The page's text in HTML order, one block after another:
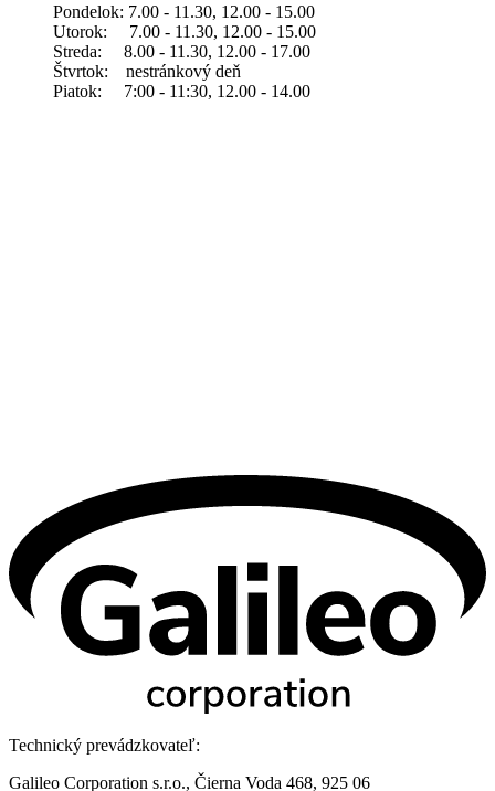
Pondelok: 7.00 - 11.30, 12.00 - 15.00
Utorok: 7.00 - 11.30, 12.00 - 15.00
Streda: 8.00 - 11.30, 12.00 - 17.00
Štvrtok: nestránkový deň
Piatok: 7:00 - 11:30, 12.00 - 14.00
Technický prevádzkovateľ:
Galileo Corporation s.r.o., Čierna Voda 468, 925 06